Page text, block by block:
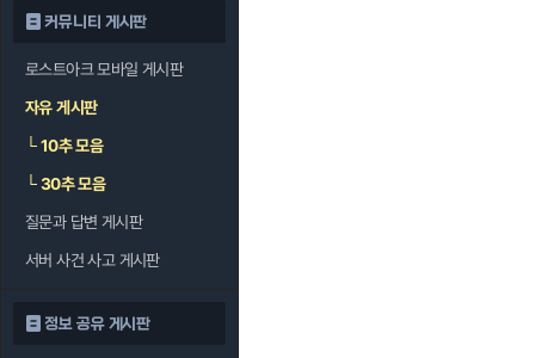
커뮤니티 게시판
로스트아크 모바일 게시판
자유 게시판
└10추 모음
└30추 모음
질문과 답변 게시판
서버 사건 사고 게시판
정보 공유 게시판